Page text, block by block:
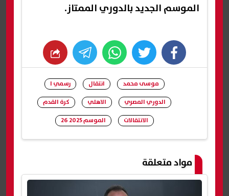
الموسم الجديد بالدوري الممتاز.
facebook
twitter
whats
موسى محمد انتقال
رسمي ا
الدوري المصري
الاهلي
كرة القدم
الانتقالات
الموسم 2025 26
مواد متعلقة